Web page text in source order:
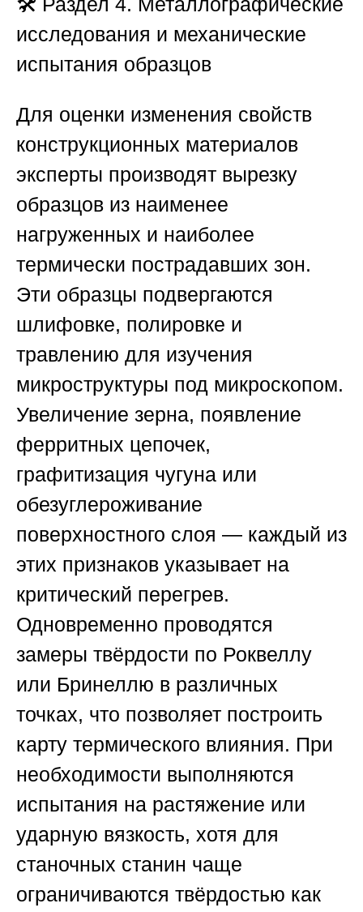
исследования и механические
испытания образцов
Для оценки изменения свойств
конструкционных материалов
эксперты производят вырезку
образцов из наименее
нагруженных и наиболее
термически пострадавших зон.
Эти образцы подвергаются
шлифовке, полировке и
травлению для изучения
микроструктуры под микроскопом.
Увеличение зерна, появление
ферритных цепочек,
графитизация чугуна или
обезуглероживание
поверхностного слоя — каждый из
этих признаков указывает на
критический перегрев.
Одновременно проводятся
замеры твёрдости по Роквеллу
или Бринеллю в различных
точках, что позволяет построить
карту термического влияния. При
необходимости выполняются
испытания на растяжение или
ударную вязкость, хотя для
станочных станин чаще
ограничиваются твёрдостью как